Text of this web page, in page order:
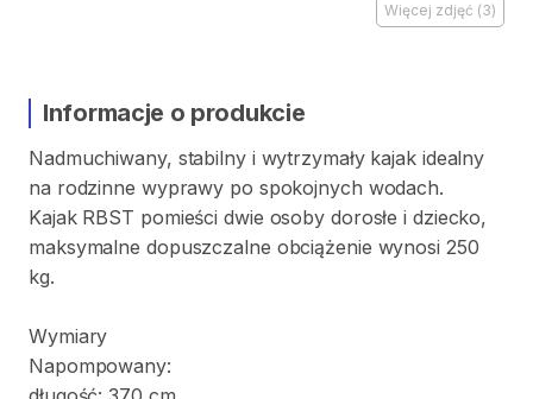
Więcej zdjęć (3)
Informacje o produkcie
Nadmuchiwany​,​ stabilny i wytrzymały kajak idealny
na rodzinne wyprawy po spokojnych wodach.
Kajak RBST pomieści dwie osoby dorosłe i dziecko​,​
maksymalne dopuszczalne obciążenie wynosi 250
kg.
Wymiary
Napompowany: